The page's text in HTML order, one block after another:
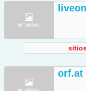
orf.at